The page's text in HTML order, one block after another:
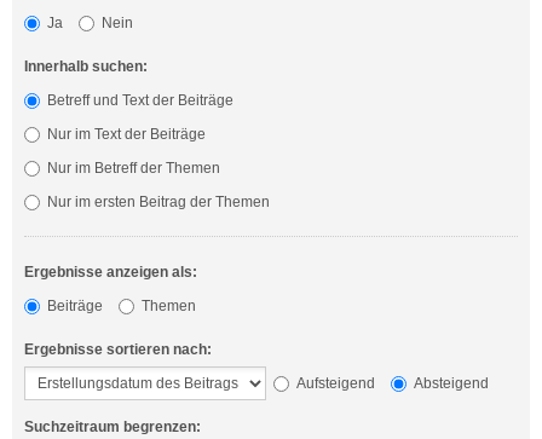
Ja
Nein
Innerhalb suchen:
Betreff und Text der Beiträge
Nur im Text der Beiträge
Nur im Betreff der Themen
Nur im ersten Beitrag der Themen
Ergebnisse anzeigen als:
Beiträge
Themen
Ergebnisse sortieren nach:
Aufsteigend
Absteigend
Suchzeitraum begrenzen: